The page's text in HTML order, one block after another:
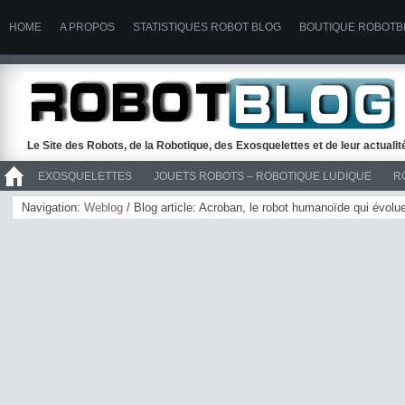
HOME A PROPOS STATISTIQUES ROBOT BLOG BOUTIQUE
Le Site des Robots, de la Robotique, des Exosquelettes et de leur
EXOSQUELETTES JOUETS ROBOTS – ROBOTIQUE LUDIQUE
>> ROBOTS
Navigation: Weblog / Blog article: Acroban, le robot humanoïde qui